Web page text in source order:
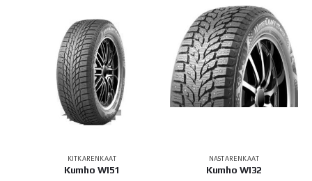
KITKARENKAAT
Kumho WI51
NASTARENKAAT
Kumho WI32